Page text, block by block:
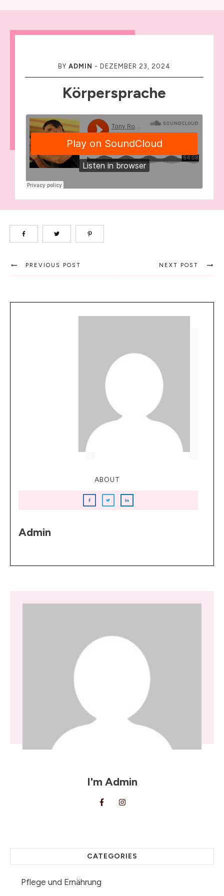
BY ADMIN - DEZEMBER 23, 2024
Körpersprache
PREVIOUS POST NEXT POST
ABOUT
Admin
I'm Admin
CATEGORIES
Pflege und Ernährung